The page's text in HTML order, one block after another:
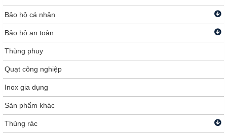
Bảo hộ cá nhân
Bảo hộ an toàn
Thùng phuy
Quạt công nghiệp
Inox gia dụng
Sản phẩm khác
Thùng rác